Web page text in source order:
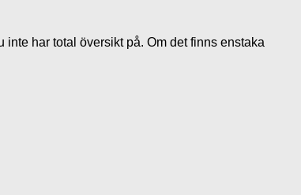
inte har total översikt på. Om det finns enstaka